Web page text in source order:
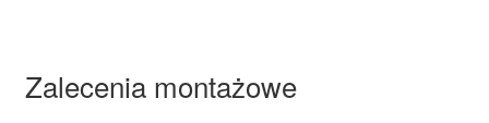
Zalecenia montażowe